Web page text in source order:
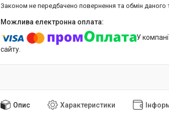
Законом не передбачено повернення та обмін даного
У
сайту.
Опис Характеристики